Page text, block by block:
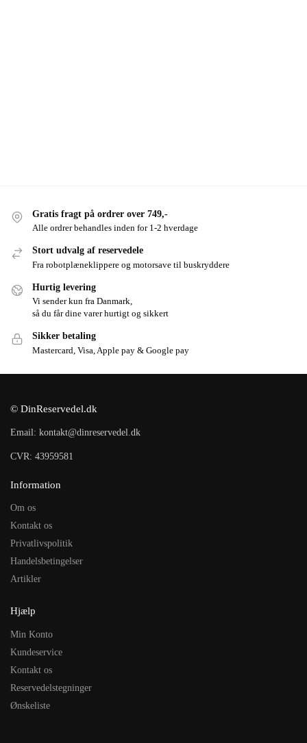
Gratis fragt på ordrer over 749,-
Alle ordrer behandles inden for 1-2 hverdage
Stort udvalg af reservedele
Fra robotplæneklippere og motorsave til buskryddere
Hurtig levering
Vi sender kun fra Danmark,
så du får dine varer hurtigt og sikkert
Sikker betaling
Mastercard, Visa, Apple pay & Google pay
© DinReservedel.dk
Email: kontakt@dinreservedel.dk
CVR: 43959581
Information
Om os
Kontakt os
Privatlivspolitik
Handelsbetingelser
Artikler
Hjælp
Min Konto
Kundeservice
Kontakt os
Reservedelstegninger
Ønskeliste